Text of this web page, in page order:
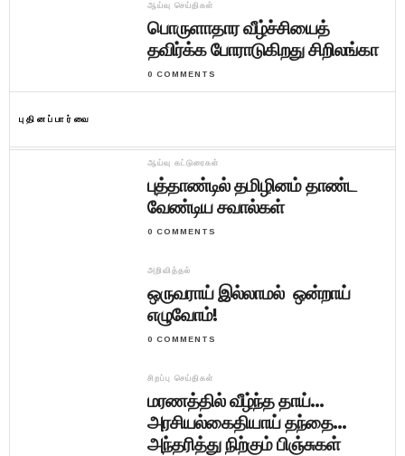
ஆய்வு செய்திகள்
பொருளாதார வீழ்ச்சியைத்
தவிர்க்க போராடுகிறது சிறிலங்கா
0 COMMENTS
புதினப்பார்வை
ஆய்வு கட்டுரைகள்
புத்தாண்டில் தமிழினம் தாண்ட
வேண்டிய சவால்கள்
0 COMMENTS
அறிவித்தல்
ஒருவராய் இல்லாமல் ஒன்றாய்
எழுவோம்!
0 COMMENTS
சிறப்பு செய்திகள்
மரணத்தில் வீழ்ந்த தாய்…
அரசியல்கைதியாய் தந்தை…
அந்தரித்து நிற்கும் பிஞ்சுகள்